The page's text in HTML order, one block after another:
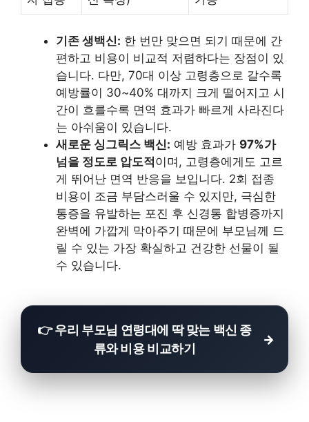
기존 생백신: 한 번만 맞으면 되기 때문에 간
편하고 비용이 비교적 저렴하다는 장점이 있
습니다. 다만, 70대 이상 고령층으로 갈수록
예방률이 30~40% 대까지 크게 떨어지고 시
간이 흐를수록 면역 효과가 빠르게 사라진다
는 아쉬움이 있습니다.
새로운 싱그릭스 백신: 예방 효과가 97%가
넘을 정도로 압도적이며, 고령층에게도 고르
게 뛰어난 면역 반응을 보입니다. 2회 접종
비용이 조금 부담스러울 수 있지만, 극심한
통증을 유발하는 포진 후 신경통 합병증까지
완벽에 가깝게 막아주기 때문에 부모님께 드
릴 수 있는 가장 확실하고 건강한 선물이 될
수 있습니다.
👉 우리 부모님 연령대에 딱 맞는 백신 종
류와 비용 비교하기